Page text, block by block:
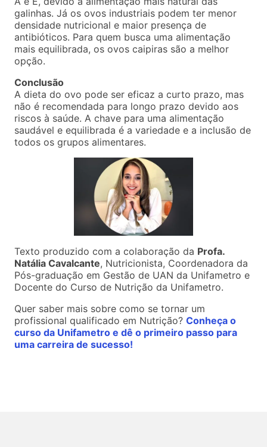
galinhas. Já os ovos industriais podem ter menor
densidade nutricional e maior presença de
antibióticos. Para quem busca uma alimentação
mais equilibrada, os ovos caipiras são a melhor
opção.
Conclusão
A dieta do ovo pode ser eficaz a curto prazo, mas
não é recomendada para longo prazo devido aos
riscos à saúde. A chave para uma alimentação
saudável e equilibrada é a variedade e a inclusão de
todos os grupos alimentares.
Texto produzido com a colaboração da Profa.
Natália Cavalcante, Nutricionista, Coordenadora da
Pós-graduação em Gestão de UAN da Unifametro e
Docente do Curso de Nutrição da Unifametro.
Quer saber mais sobre como se tornar um
profissional qualificado em Nutrição? Conheça o
curso da Unifametro e dê o primeiro passo para
uma carreira de sucesso!